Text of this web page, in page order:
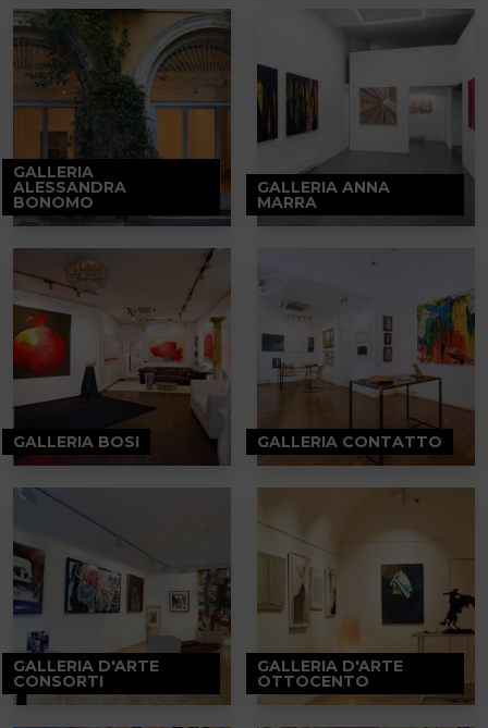
GALLERIA
ALESSANDRA
BONOMO
GALLERIA ANNA
MARRA
GALLERIA BOSI GALLERIA CONTATTO
GALLERIA D'ARTE
CONSORTI
GALLERIA D'ARTE
OTTOCENTO